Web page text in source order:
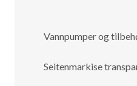
Vannpumper og
Seitenmarkise